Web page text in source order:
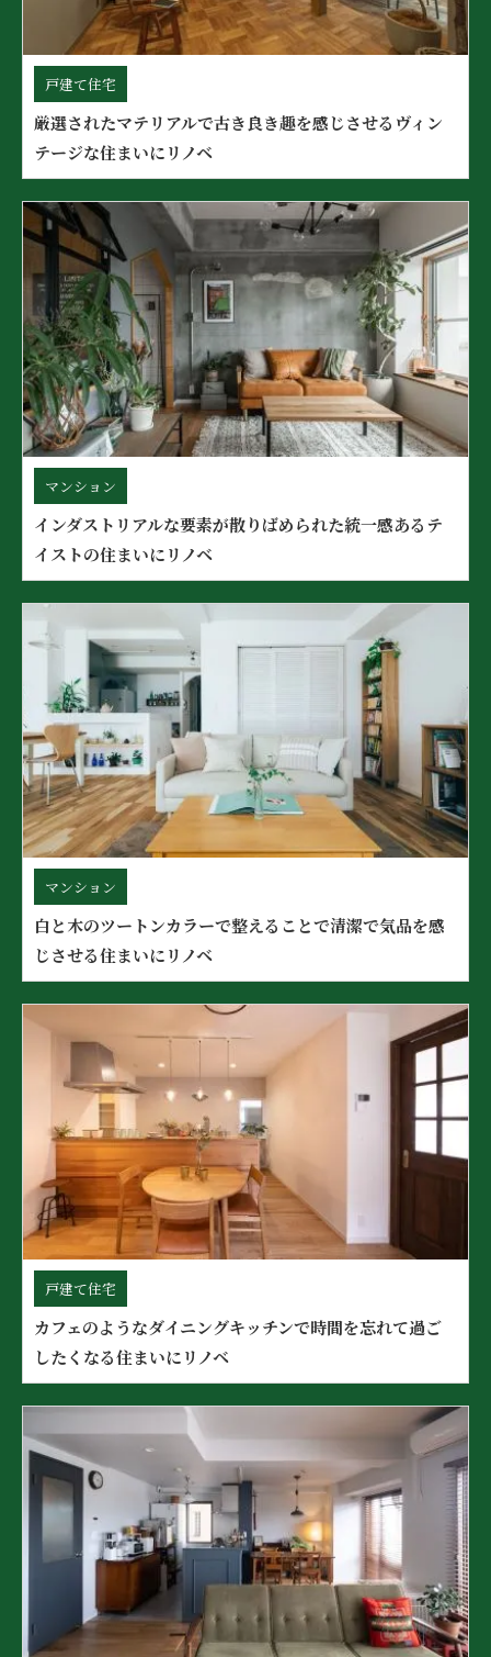
戸建て住宅
厳選されたマテリアルで古き良き趣を感じさせるヴィン
テージな住まいにリノベ
マンション
インダストリアルな要素が散りばめられた統一感あるテ
イストの住まいにリノベ
マンション
白と木のツートンカラーで整えることで清潔で気品を感
じさせる住まいにリノベ
戸建て住宅
カフェのようなダイニングキッチンで時間を忘れて過ご
したくなる住まいにリノベ